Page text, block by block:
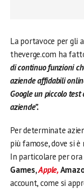
La portavoce per gli
theverge.com ha
di continuo funzioni
aziende affidabili
Google un piccolo
aziende”.
Per determinate
più famose, dove si
In particolare per ora
Games,Apple,
account, come si